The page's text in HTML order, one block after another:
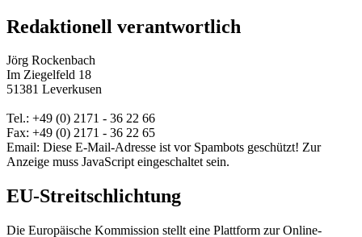
Redaktionell verantwortlich
Jörg Rockenbach
Im Ziegelfeld 18
51381 Leverkusen
Tel.: +49 (0) 2171 - 36 22 66
Fax: +49 (0) 2171 - 36 22 65
Email: Diese E-Mail-Adresse ist vor Spambots geschützt! Zur
Anzeige muss JavaScript eingeschaltet sein.
EU-Streitschlichtung
Die Europäische Kommission stellt eine Plattform zur Online-